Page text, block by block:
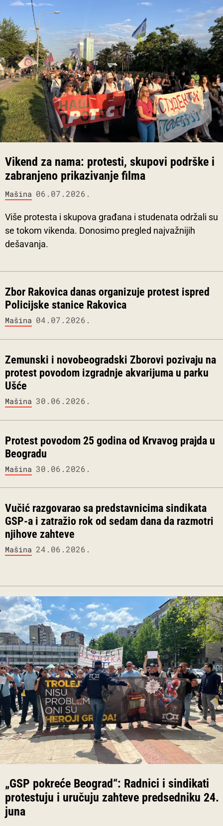
Vikend za nama: protesti, skupovi podrške i
zabranjeno prikazivanje filma
Mašina 06.07.2026.
Više protesta i skupova građana i studenata održali su
se tokom vikenda. Donosimo pregled najvažnijih
dešavanja.
Zbor Rakovica danas organizuje protest ispred
Policijske stanice Rakovica
Mašina 04.07.2026.
Zemunski i novobeogradski Zborovi pozivaju na
protest povodom izgradnje akvarijuma u parku
Ušće
Mašina 30.06.2026.
Protest povodom 25 godina od Krvavog prajda u
Beogradu
Mašina 30.06.2026.
Vučić razgovarao sa predstavnicima sindikata
GSP-a i zatražio rok od sedam dana da razmotri
njihove zahteve
Mašina 24.06.2026.
„GSP pokreće Beograd“: Radnici i sindikati
protestuju i uručuju zahteve predsedniku 24.
juna